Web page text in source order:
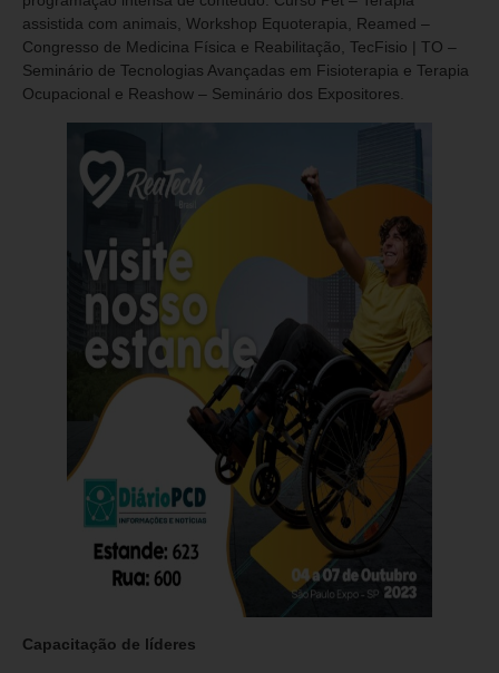
assistida com animais, Workshop Equoterapia, Reamed –
Congresso de Medicina Física e Reabilitação, TecFisio | TO –
Seminário de Tecnologias Avançadas em Fisioterapia e Terapia
Ocupacional e Reashow – Seminário dos Expositores.
Capacitação de líderes